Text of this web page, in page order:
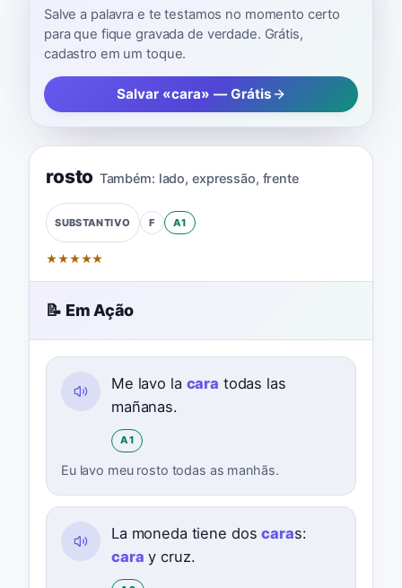
Salve a palavra e te testamos no momento certo
para que fique gravada de verdade. Grátis,
cadastro em um toque.
Salvar «cara» — Grátis
rosto Também: lado, expressão, frente
SUBSTANTIVO F A1
★★★★★
📝 Em Ação
Me lavo la cara todas las
mañanas.
A1
Eu lavo meu rosto todas as manhãs.
La moneda tiene doscaras:
cara y cruz.